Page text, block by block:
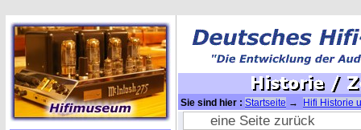
Sie sind hier : Startseite → Hifi Historie
eine Seite zurück